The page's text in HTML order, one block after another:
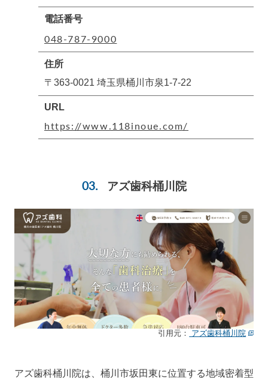
電話番号
048-787-9000
住所
〒363-0021 埼玉県桶川市泉1-7-22
URL
https://www.118inoue.com/
アズ歯科桶川院
引用元： アズ歯科桶川院
アズ歯科桶川院は、桶川市坂田東に位置する地域密着型